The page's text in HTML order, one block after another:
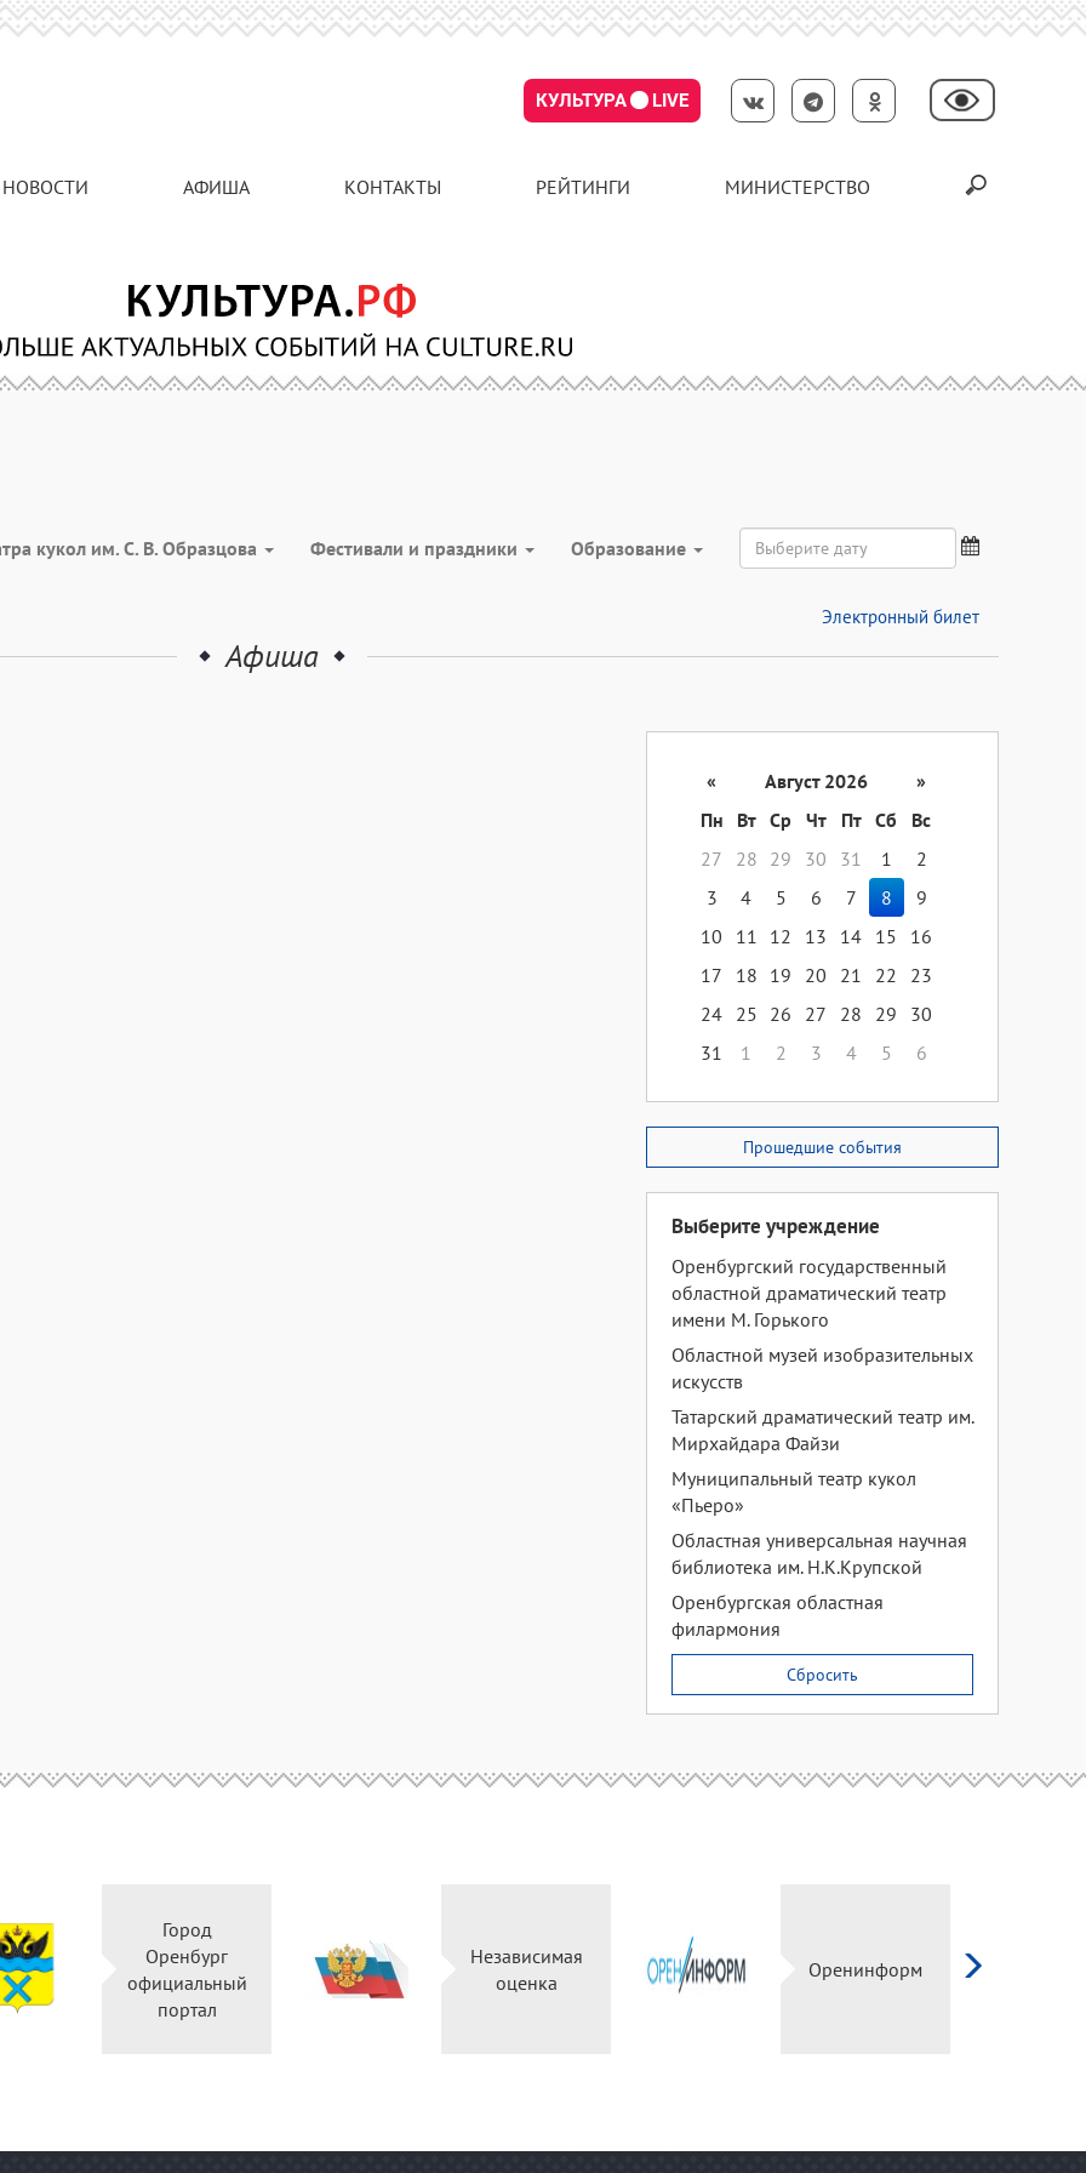
КУЛЬТУРА LIVE
НОВОСТИ АФИША КОНТАКТЫ РЕЙТИНГИ МИНИСТЕРСТВО
кукол им. С. В. Образцова Фестивали и праздники Образование
Электронный билет
Афиша
« Август 2026
»
Пн
Вт Ср Чт Пт Сб
Вс
27
28 29 30 31 1
2
3
4 5 6 7 8
9
10
11 12 13 14 15
16
17
18 19 20 21 22
23
24 25 26 27 28 29
30
31
1 2 3 4 5 6
Прошедшие события
Выберите учреждение
Оренбургский государственный
областной драматический театр
имени М. Горького
Областной музей изобразительных
искусств
Татарский драматический театр им.
Мирхайдара Файзи
Муниципальный театр кукол
«Пьеро»
Областная универсальная научная
библиотека им. Н.К.Крупской
Оренбургская областная
филармония
Сбросить
Город
Оренбург
официальный
портал
Независимая
оценка
Оренинформ